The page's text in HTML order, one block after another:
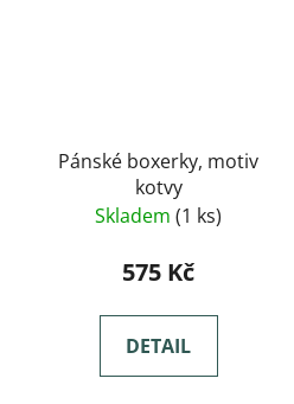
Pánské boxerky, motiv
kotvy
Skladem (1 ks)
575 Kč
DETAIL